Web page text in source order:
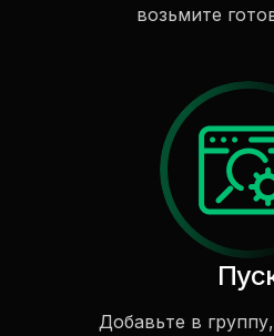
возьмите
Добавьте в